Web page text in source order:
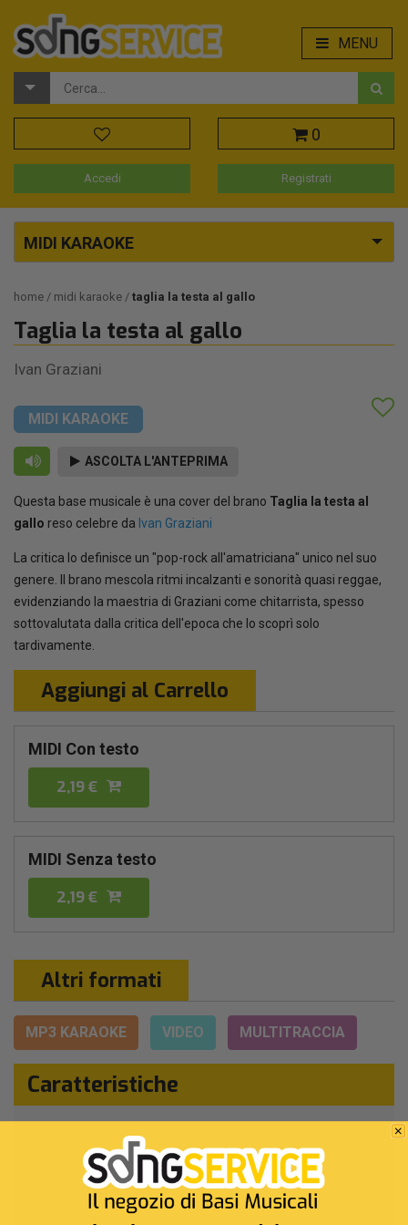
MENU
0
Accedi Registrati
MIDI KARAOKE
home midi karaoke taglia la testa al gallo
Taglia la testa al gallo
Ivan Graziani
MIDI KARAOKE
ASCOLTA L'ANTEPRIMA
Questa base musicale è una cover del brano Taglia la testa al
gallo reso celebre da Ivan Graziani
La critica lo definisce un "pop-rock all'amatriciana" unico nel suo
genere. Il brano mescola ritmi incalzanti e sonorità quasi reggae,
evidenziando la maestria di Graziani come chitarrista, spesso
sottovalutata dalla critica dell'epoca che lo scoprì solo
tardivamente.
Aggiungi al Carrello
MIDI Con testo
2,19 €
MIDI Senza testo
2,19 €
Altri formati
MP3 KARAOKE VIDEO MULTITRACCIA
Caratteristiche
Pop/rock Italiano
I.Graziani
4 Min 3 Sec